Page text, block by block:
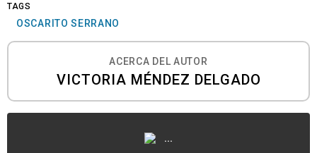
TAGS
OSCARITO SERRANO
ACERCA DEL AUTOR
VICTORIA MÉNDEZ DELGADO
...